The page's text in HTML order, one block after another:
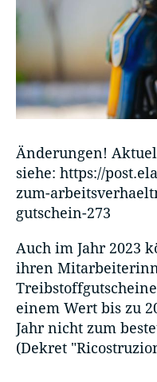
Änderungen!
siehe: https://
zum-
gutschein-273
Auch im Jahr 2023
ihren
einem Wert bis zu
Jahr nicht zum
(Dekret